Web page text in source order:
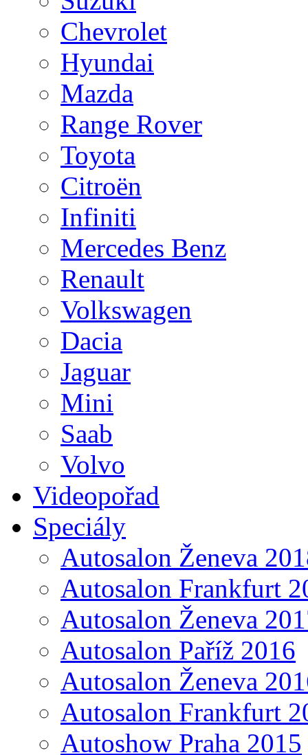
Chevrolet
Hyundai
Mazda
Range Rover
Toyota
Citroën
Infiniti
Mercedes Benz
Renault
Volkswagen
Dacia
Jaguar
Mini
Saab
Volvo
Videopořad
Speciály
Autosalon Ženeva
Autosalon Frankfurt
Autosalon Ženeva
Autosalon Paříž 2016
Autosalon Ženeva
Autosalon Frankfurt
Autoshow Praha 2015